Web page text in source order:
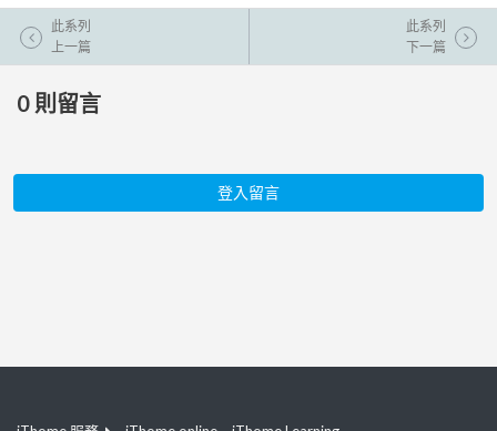
此系列
上一篇
此系列
下一篇
0 則留言
登入留言